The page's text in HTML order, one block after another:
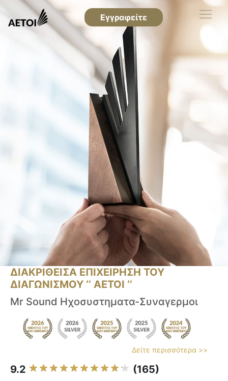
Εγγραφείτε
ΔΙΑΚΡΙΘΕΙΣΑ ΕΠΙΧΕΙΡΗΣΗ ΤΟΥ
ΔΙΑΓΩΝΙΣΜΟΥ ‘’ ΑΕΤΟΙ ‘’
Mr Sound Ηχοσυστηματα-Συναγερμοι
Δείτε περισσότερα >>
9.2 (165)